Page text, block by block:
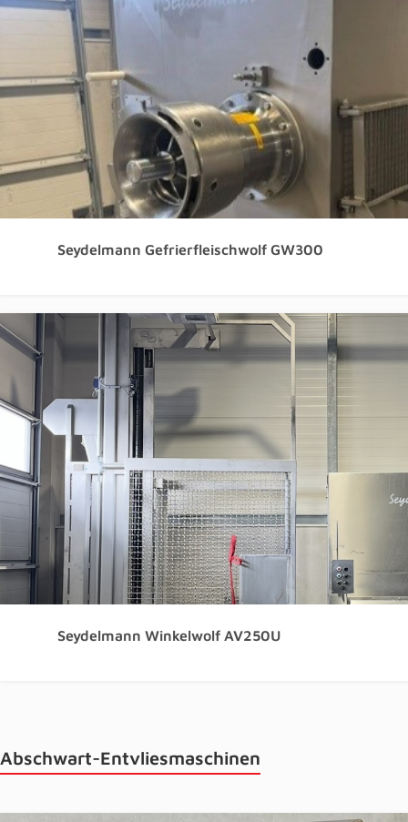
Seydelmann Gefrierfleischwolf GW300
Seydelmann Winkelwolf AV250U
Abschwart-Entvliesmaschinen